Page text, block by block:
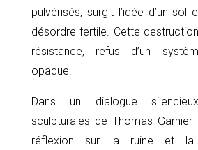
pulvérisés, surgit l’idée d’un sol
désordre fertile. Cette
résistance, refus d’un
opaque.
Dans un dialogue
sculpturales de Thomas
réflexion sur la ruine et la